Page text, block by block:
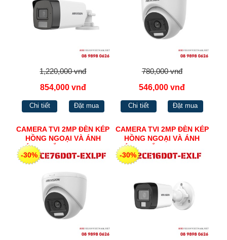
1,220,000 vnđ
854,000 vnđ
Chi tiết Đặt mua
780,000 vnđ
546,000 vnđ
Chi tiết Đặt mua
CAMERA TVI 2MP ĐÈN KÉP
HỒNG NGOẠI VÀ ÁNH
SÁNG TRẮNG HIKVISION
DS-2CE76D0T-EXLPF
-30%
CAMERA TVI 2MP ĐÈN KÉP
HỒNG NGOẠI VÀ ÁNH
SÁNG TRẮNG HIKVISION
DS-2CE16D0T-EXLF
-30%